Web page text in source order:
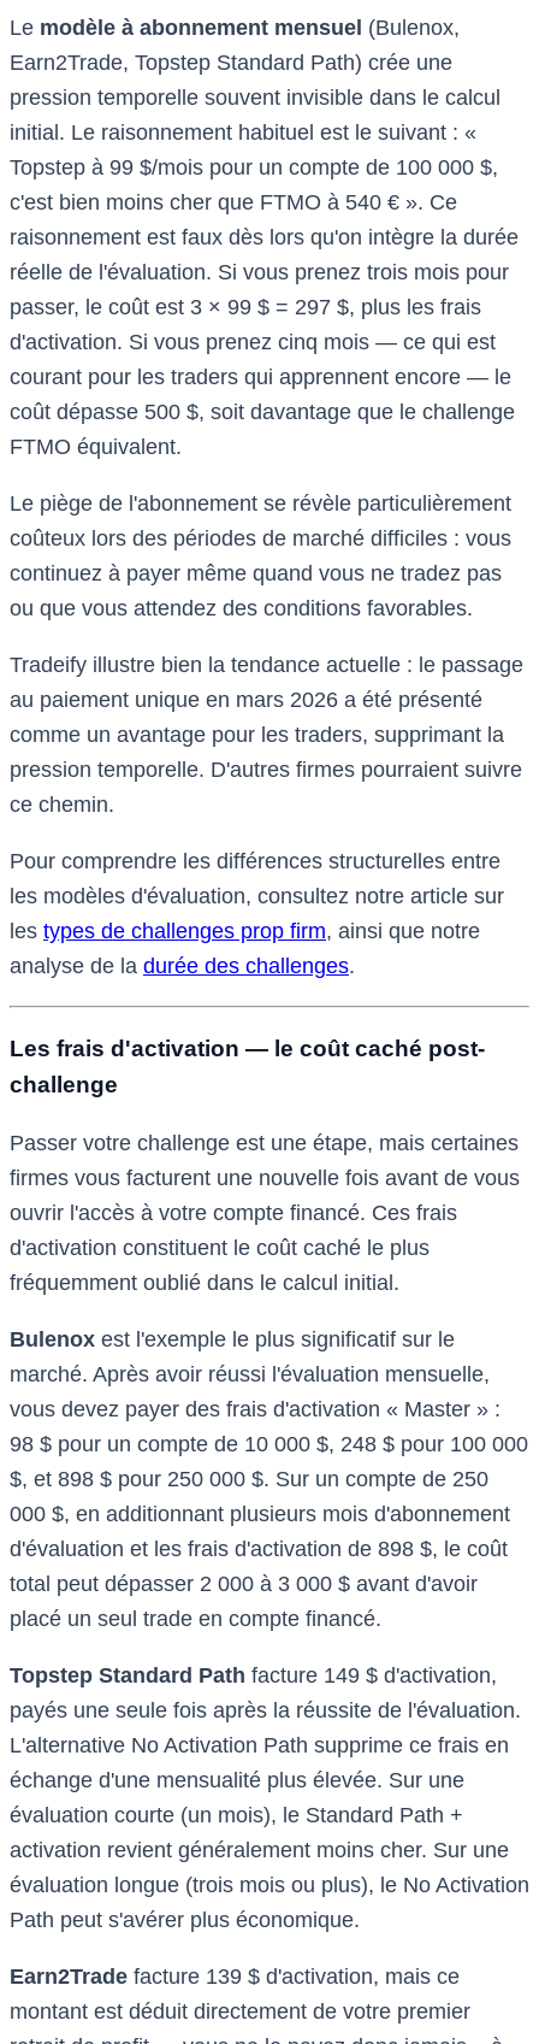
Le modèle à abonnement mensuel (Bulenox,
Earn2Trade, Topstep Standard Path) crée une
pression temporelle souvent invisible dans le calcul
initial. Le raisonnement habituel est le suivant : «
Topstep à 99 $/mois pour un compte de 100 000 $,
c'est bien moins cher que FTMO à 540 € ». Ce
raisonnement est faux dès lors qu'on intègre la durée
réelle de l'évaluation. Si vous prenez trois mois pour
passer, le coût est 3 × 99 $ = 297 $, plus les frais
d'activation. Si vous prenez cinq mois — ce qui est
courant pour les traders qui apprennent encore — le
coût dépasse 500 $, soit davantage que le challenge
FTMO équivalent.
Le piège de l'abonnement se révèle particulièrement
coûteux lors des périodes de marché difficiles : vous
continuez à payer même quand vous ne tradez pas
ou que vous attendez des conditions favorables.
Tradeify illustre bien la tendance actuelle : le passage
au paiement unique en mars 2026 a été présenté
comme un avantage pour les traders, supprimant la
pression temporelle. D'autres firmes pourraient suivre
ce chemin.
Pour comprendre les différences structurelles entre
les modèles d'évaluation, consultez notre article sur
les types de challenges prop firm, ainsi que notre
analyse de la durée des challenges.
Les frais d'activation — le coût caché post-
challenge
Passer votre challenge est une étape, mais certaines
firmes vous facturent une nouvelle fois avant de vous
ouvrir l'accès à votre compte financé. Ces frais
d'activation constituent le coût caché le plus
fréquemment oublié dans le calcul initial.
Bulenox est l'exemple le plus significatif sur le
marché. Après avoir réussi l'évaluation mensuelle,
vous devez payer des frais d'activation « Master » :
98 $ pour un compte de 10 000 $, 248 $ pour 100 000
$, et 898 $ pour 250 000 $. Sur un compte de 250
000 $, en additionnant plusieurs mois d'abonnement
d'évaluation et les frais d'activation de 898 $, le coût
total peut dépasser 2 000 à 3 000 $ avant d'avoir
placé un seul trade en compte financé.
Topstep Standard Path facture 149 $ d'activation,
payés une seule fois après la réussite de l'évaluation.
L'alternative No Activation Path supprime ce frais en
échange d'une mensualité plus élevée. Sur une
évaluation courte (un mois), le Standard Path +
activation revient généralement moins cher. Sur une
évaluation longue (trois mois ou plus), le No Activation
Path peut s'avérer plus économique.
Earn2Trade facture 139 $ d'activation, mais ce
montant est déduit directement de votre premier